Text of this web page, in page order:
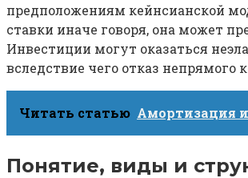
предположениям кейнсианской
ставки иначе говоря, она может
Инвестиции могут оказаться
вследствие чего отказ непрямого
Читать статью Амортизация
Понятие, виды и